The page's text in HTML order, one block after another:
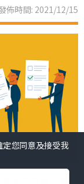
佈時間: 2021/12/15
並不重要；相
您同意及接受我